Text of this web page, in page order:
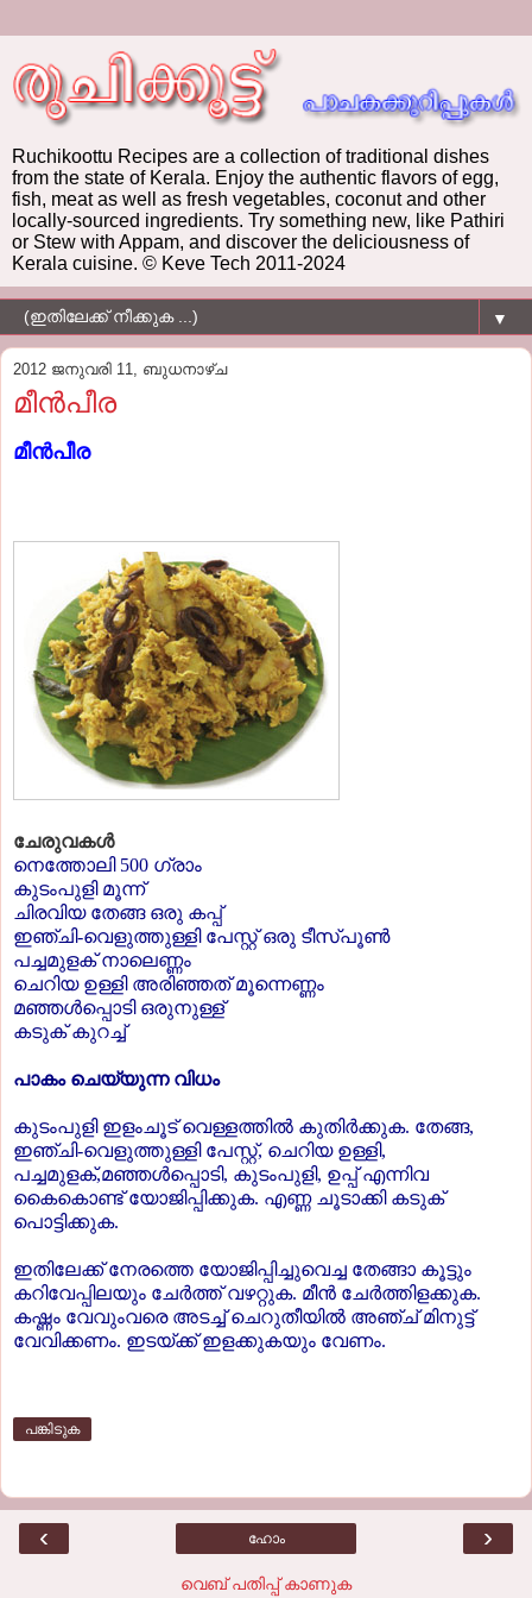
Ruchikoottu Recipes are a collection of traditional dishes
from the state of Kerala. Enjoy the authentic flavors of egg,
fish, meat as well as fresh vegetables, coconut and other
locally-sourced ingredients. Try something new, like Pathiri
or Stew with Appam, and discover the deliciousness of
Kerala cuisine. © Keve Tech 2011-2024
▼
2012 ജനുവരി 11, ബുധനാഴ്‌ച
മീന്‍പീര
മീന്‍പീര
ചേരുവകള്‍
നെത്തോലി 500 ഗ്രാം
കുടംപുളി മൂന്ന്
ചിരവിയ തേങ്ങ ഒരു കപ്പ്
ഇഞ്ചി-വെളുത്തുള്ളി പേസ്റ്റ് ഒരു ടീസ്പൂണ്‍
പച്ചമുളക് നാലെണ്ണം
ചെറിയ ഉള്ളി അരിഞ്ഞത് മൂന്നെണ്ണം
മഞ്ഞള്‍പ്പൊടി ഒരുനുള്ള്
കടുക് കുറച്ച്
പാകം ചെയ്യുന്ന വിധം
കുടംപുളി ഇളംചൂട് വെള്ളത്തില്‍ കുതിര്‍ക്കുക. തേങ്ങ,
ഇഞ്ചി-വെളുത്തുള്ളി പേസ്റ്റ്, ചെറിയ ഉള്ളി,
പച്ചമുളക്,മഞ്ഞള്‍പ്പൊടി, കുടംപുളി, ഉപ്പ് എന്നിവ
കൈകൊണ്ട് യോജിപ്പിക്കുക. എണ്ണ ചൂടാക്കി കടുക്
പൊട്ടിക്കുക.
ഇതിലേക്ക് നേരത്തെ യോജിപ്പിച്ചുവെച്ച തേങ്ങാ കൂട്ടും
കറിവേപ്പിലയും ചേര്‍ത്ത് വഴറ്റുക. മീന്‍ ചേര്‍ത്തിളക്കുക.
കഷ്ണം വേവുംവരെ അടച്ച് ചെറുതീയില്‍ അഞ്ച് മിനുട്ട്
വേവിക്കണം. ഇടയ്ക്ക് ഇളക്കുകയും വേണം.
പങ്കിടുക
‹ ›
ഹോം
വെബ് പതിപ്പ് കാണുക